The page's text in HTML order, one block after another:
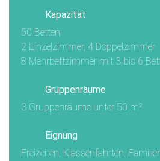
Kapazität
50 Betten
2 Einzelzimmer, 4 Doppelzimmer
8 Mehrbettzimmer mit 3 bis 6
Gruppenräume
3 Gruppenräume unter 50 m²
Eignung
Freizeiten, Klassenfahrten,